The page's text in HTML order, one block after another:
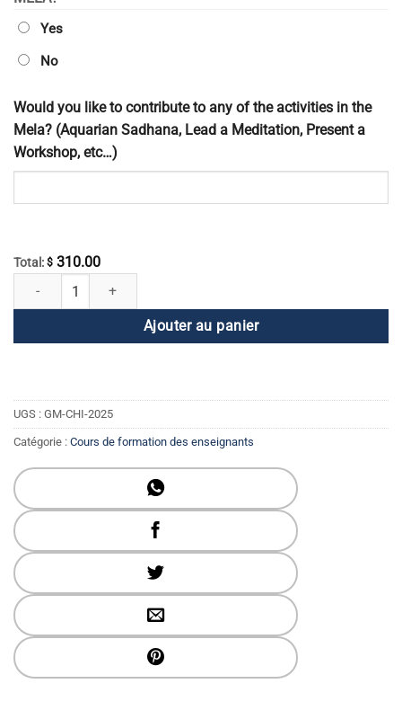
Yes
No
Would you like to contribute to any of the activities in the
Mela? (Aquarian Sadhana, Lead a Meditation, Present a
Workshop, etc…)
Total: $ 310.00
quantité de Inscription à la Mela chinoise mondiale
Ajouter au panier
UGS : GM-CHI-2025
Catégorie : Cours de formation des enseignants